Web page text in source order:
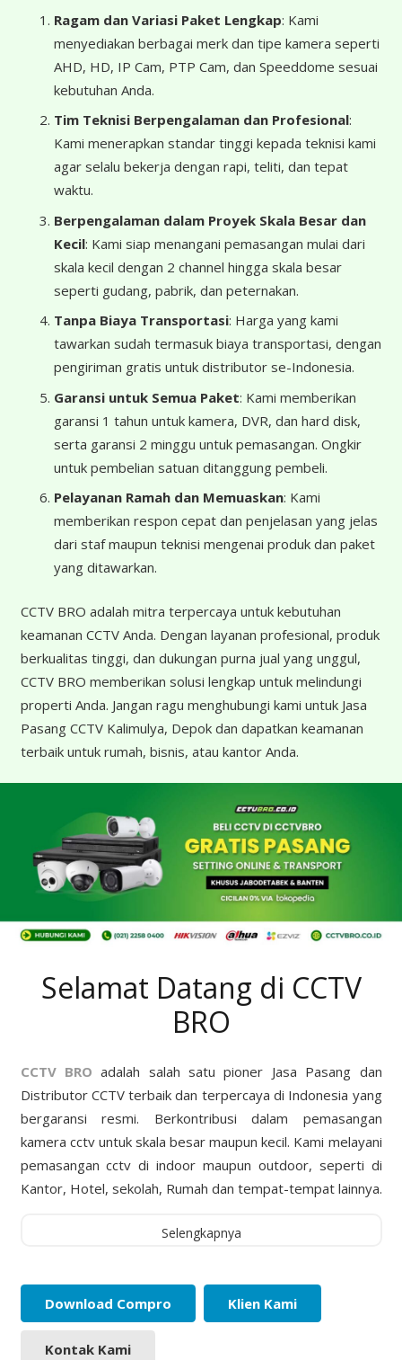
Ragam dan Variasi Paket Lengkap: Kami
menyediakan berbagai merk dan tipe kamera seperti
AHD, HD, IP Cam, PTP Cam, dan Speeddome sesuai
kebutuhan Anda.
Tim Teknisi Berpengalaman dan Profesional:
Kami menerapkan standar tinggi kepada teknisi kami
agar selalu bekerja dengan rapi, teliti, dan tepat
waktu.
Berpengalaman dalam Proyek Skala Besar dan
Kecil: Kami siap menangani pemasangan mulai dari
skala kecil dengan 2 channel hingga skala besar
seperti gudang, pabrik, dan peternakan.
Tanpa Biaya Transportasi: Harga yang kami
tawarkan sudah termasuk biaya transportasi, dengan
pengiriman gratis untuk distributor se-Indonesia.
Garansi untuk Semua Paket: Kami memberikan
garansi 1 tahun untuk kamera, DVR, dan hard disk,
serta garansi 2 minggu untuk pemasangan. Ongkir
untuk pembelian satuan ditanggung pembeli.
Pelayanan Ramah dan Memuaskan: Kami
memberikan respon cepat dan penjelasan yang jelas
dari staf maupun teknisi mengenai produk dan paket
yang ditawarkan.
CCTV BRO adalah mitra terpercaya untuk kebutuhan
keamanan CCTV Anda. Dengan layanan profesional, produk
berkualitas tinggi, dan dukungan purna jual yang unggul,
CCTV BRO memberikan solusi lengkap untuk melindungi
properti Anda. Jangan ragu menghubungi kami untuk Jasa
Pasang CCTV Kalimulya, Depok dan dapatkan keamanan
terbaik untuk rumah, bisnis, atau kantor Anda.
Selamat Datang di CCTV
BRO
CCTV BRO adalah salah satu pioner Jasa Pasang dan
Distributor CCTV terbaik dan terpercaya di Indonesia yang
bergaransi resmi. Berkontribusi dalam pemasangan
kamera cctv untuk skala besar maupun kecil. Kami melayani
pemasangan cctv di indoor maupun outdoor, seperti di
Kantor, Hotel, sekolah, Rumah dan tempat-tempat lainnya.
Selengkapnya
Download Compro Klien Kami
Kontak Kami